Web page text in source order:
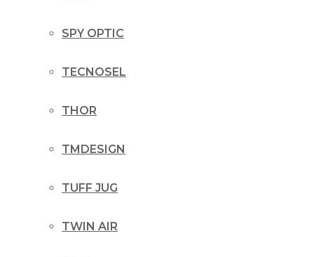
SPY OPTIC
TECNOSEL
THOR
TMDESIGN
TUFF JUG
TWIN AIR